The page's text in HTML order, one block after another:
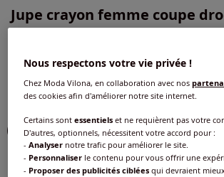
Jupe crayon femme coupe
ceinture élastique et fente
Réf : 858.974.042 3.6 /
Taille :
Nous respectons votre vie privée !
Chez Moda Vilona, en collaboration avec nos
des cookies afin d'améliorer notre site internet.
Certains sontessentiels et ne requièrent pas votre
D'autres, optionnels, nécessitent votre accord pour :
-Analyser notre trafic pour améliorer le site.
- Personnaliser le contenu pour vous offrir une
- Proposer des publicités ciblées qui devraient